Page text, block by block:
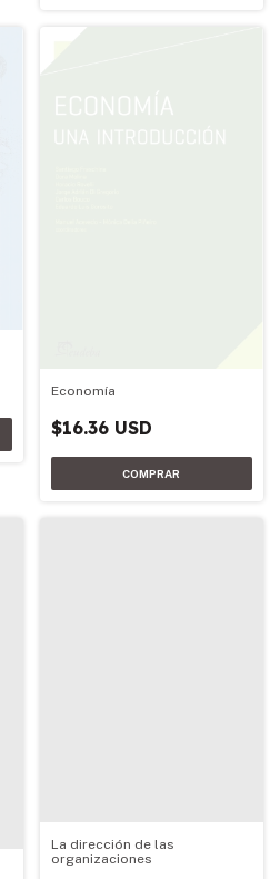
Economía
$16.36 USD
La dirección de las
organizaciones